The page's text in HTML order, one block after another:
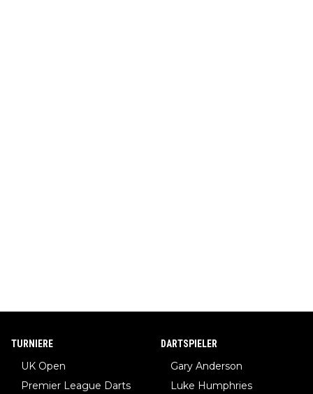
TURNIERE
UK Open
Premier League Darts
DARTSPIELER
Gary Anderson
Luke Humphries